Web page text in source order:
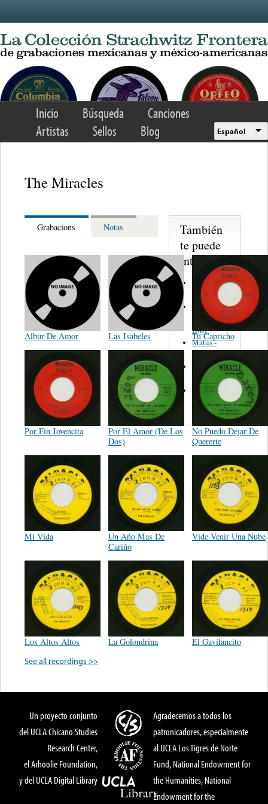
Inicio Búsqueda
Canciones
Artistas
Sellos Blog Español
The Miracles
Grabacions Notas
Albur De Amor Las Isabeles Tu Capricho
Por Fin Jovencita
Por El Amor (De Los
Dos)
No Puedo Dejar De
Quererte
Mi Vida
Un Año Mas De
Cariño
Vide Venir Una Nube
Los Altos Altos La Golondrina
El Gavilancito
See all recordings >>
También
te puede
interesar...
Martinez,
Felipe
Performance
Music Co.
BMI
Matus -
Carleton -
Dixon
Abreu -
Oliverira
Un proyecto conjunto
del UCLA Chicano Studies
Research Center,
el Arhoolie Foundation,
y del UCLA Digital Library
Agradecemos a todos los
patronicadores, especialmente
al UCLA Los Tigres de Norte
Fund, National Endowment for
the Humanities, National
Endowment for the